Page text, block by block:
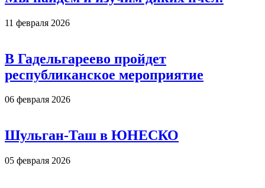
11 февраля 2026
В Гадельгареево пройдет
республиканское мероприятие
06 февраля 2026
Шульган-Таш в ЮНЕСКО
05 февраля 2026